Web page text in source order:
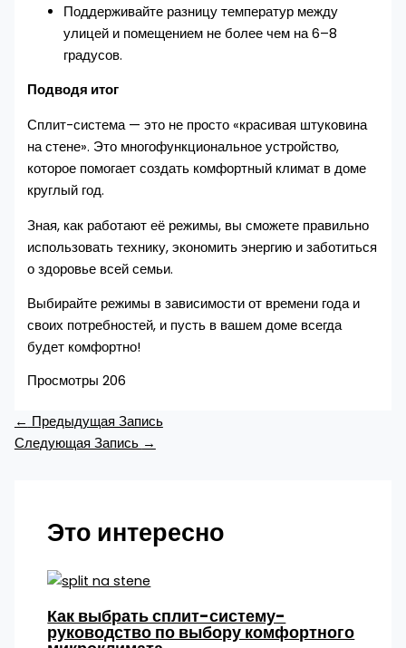
Поддерживайте разницу температур между
улицей и помещением не более чем на 6–8
градусов.
Подводя итог
Сплит-система — это не просто «красивая штуковина
на стене». Это многофункциональное устройство,
которое помогает создать комфортный климат в доме
круглый год.
Зная, как работают её режимы, вы сможете правильно
использовать технику, экономить энергию и заботиться
о здоровье всей семьи.
Выбирайте режимы в зависимости от времени года и
своих потребностей, и пусть в вашем доме всегда
будет комфортно!
Просмотры 206
← Предыдущая Запись
Следующая Запись →
Это интересно
Как выбрать сплит-систему-
руководство по выбору комфортного